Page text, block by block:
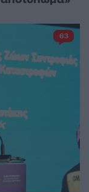
63